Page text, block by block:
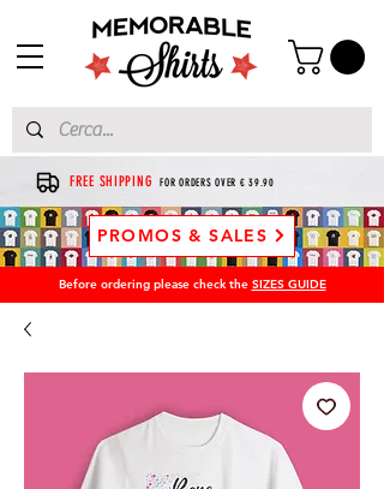
FREE SHIPPING FOR ORDERS OVER € 39.90
PROMOS & SALES
Before ordering please check the SIZES GUIDE